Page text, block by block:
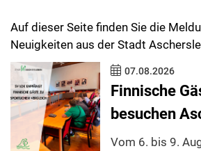
Auf dieser Seite finden Sie die
Neuigkeiten aus der Stadt
07.08.2026
Finnische
besuchen
Vom 6. bis 9.